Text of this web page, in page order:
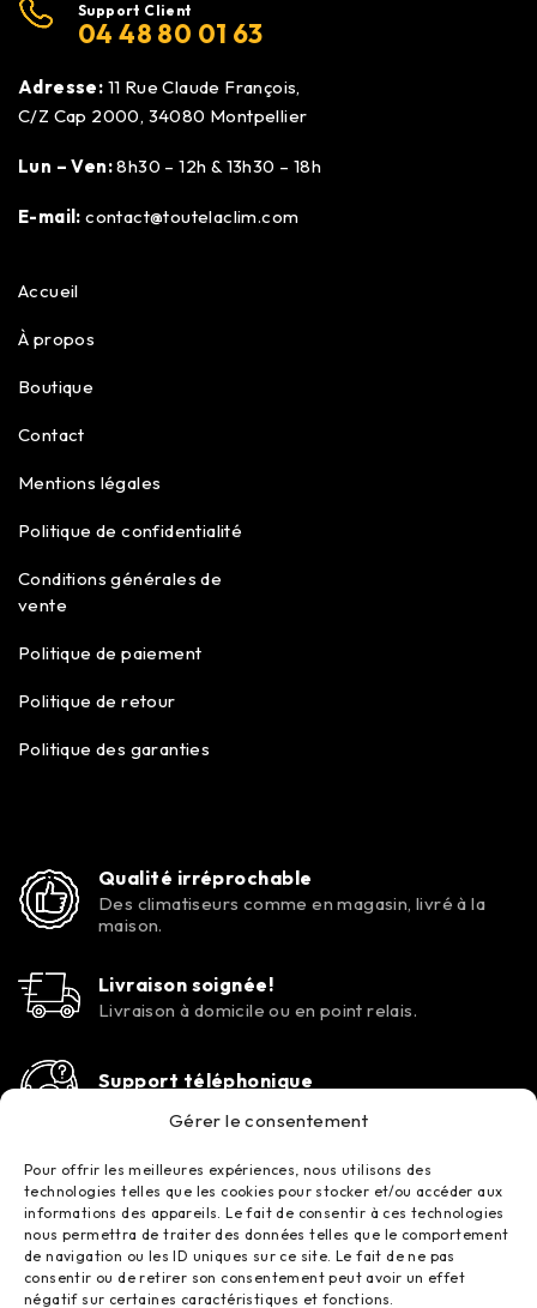
Gérer le consentement
Pour offrir les meilleures expériences, nous utilisons des
technologies telles que les cookies pour stocker et/ou accéder aux
informations des appareils. Le fait de consentir à ces technologies
nous permettra de traiter des données telles que le comportement
de navigation ou les ID uniques sur ce site. Le fait de ne pas
consentir ou de retirer son consentement peut avoir un effet
négatif sur certaines caractéristiques et fonctions.
Support Client
04 48 80 01 63
Adresse: 11 Rue Claude François,
C/Z Cap 2000, 34080 Montpellier
Lun – Ven:8h30 – 12h & 13h30 – 18h
E-mail: contact@toutelaclim.com
Accueil
À propos
Boutique
Contact
Mentions légales
Politique de confidentialité
Conditions générales de
vente
Politique de paiement
Politique de retour
Politique des garanties
Qualité irréprochable
Des climatiseurs comme en magasin, livré à la
maison.
Livraison soignée!
Livraison à domicile ou en point relais.
Support téléphonique